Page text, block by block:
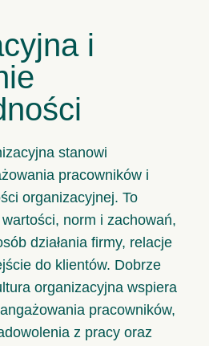
i
stanowi
pracowników i
organizacyjnej. To
norm i zachowań,
działania firmy, relacje
do klientów. Dobrze
organizacyjna wspiera
pracowników,
z pracy oraz